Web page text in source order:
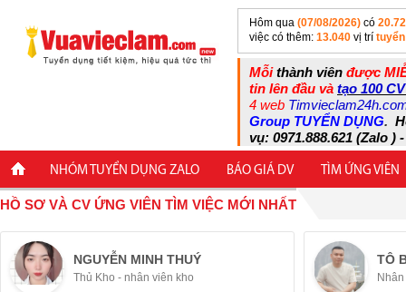
Hôm qua (07/08/2026) có
việc có thêm: 13.040 vị trí
Mỗithành viên được
tin lên đầu và tạo 100
4 web
Group TUYỂN DỤNG.
vụ: 0971.888.621 (Zalo )
NHÓM TUYỂN DỤNG ZALO BÁO GIÁ DV TÌM ỨNG VIÊN
HỒ SƠ VÀ CV ỨNG VIÊN TÌM VIỆC MỚI NHẤT
NGUYỄN MINH THUÝ
Thủ Kho - nhân viên kho
TÔ